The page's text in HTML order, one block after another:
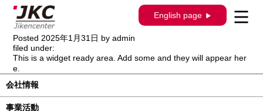
English page
構造調査シリーズ / J-942 / スバル インプ
レッサ GU6､GU7､GUD､GUE系
Posted 2025年1月31日 by admin
filed under:
This is a widget ready area. Add some and they will appear her
e.
会社情報
事業活動